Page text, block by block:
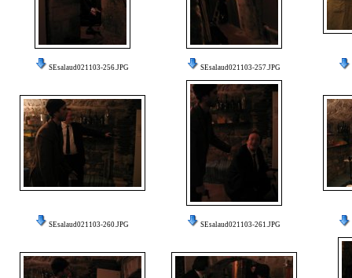
SEsalaud021103-256.JPG SEsalaud021103-257.JPG
SEsalaud021103-260.JPG SEsalaud021103-261.JPG